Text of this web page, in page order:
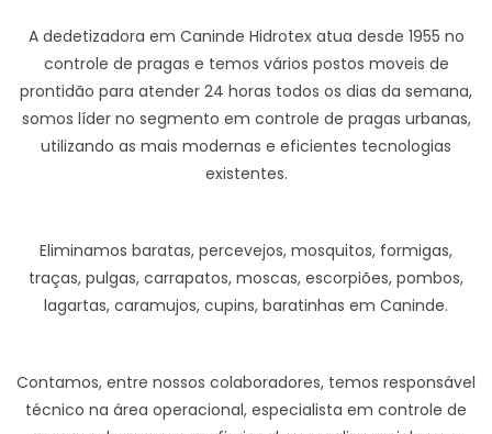
A dedetizadora em Caninde Hidrotex atua desde 1955 no
controle de pragas e temos vários postos moveis de
prontidão para atender 24 horas todos os dias da semana,
somos líder no segmento em controle de pragas urbanas,
utilizando as mais modernas e eficientes tecnologias
existentes.
Eliminamos baratas, percevejos, mosquitos, formigas,
traças, pulgas, carrapatos, moscas, escorpiões, pombos,
lagartas, caramujos, cupins, baratinhas em Caninde.
Contamos, entre nossos colaboradores, temos responsável
técnico na área operacional, especialista em controle de